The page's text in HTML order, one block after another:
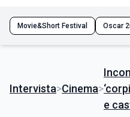
Movie&Short Festival Oscar
Intervista>Cinema>
e